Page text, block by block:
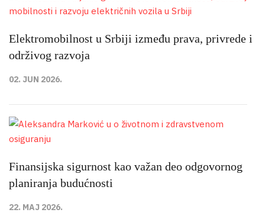
Elektromobilnost u Srbiji između prava, privrede i
održivog razvoja
02. JUN 2026.
Finansijska sigurnost kao važan deo odgovornog
planiranja budućnosti
22. MAJ 2026.